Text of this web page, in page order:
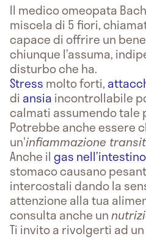
Il medico omeopata
miscela di 5 fiori,
capace di offrire un
chiunque l’assuma,
disturbo che ha.
Stress molto forti,
di ansia incontrollabile
calmati assumendo tale
Potrebbe anche essere
un'infiammazione
Anche il gas nell’intestino
stomaco causano
intercostali dando la
attenzione alla tua
consulta anche un
Ti invito a rivolgerti ad